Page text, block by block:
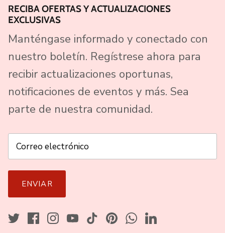
RECIBA OFERTAS Y ACTUALIZACIONES
EXCLUSIVAS
Manténgase informado y conectado con
nuestro boletín. Regístrese ahora para
recibir actualizaciones oportunas,
notificaciones de eventos y más. Sea
parte de nuestra comunidad.
ENVIAR